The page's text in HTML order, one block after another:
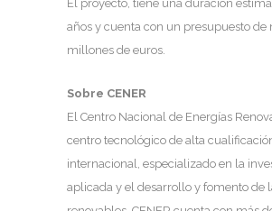
El proyecto, tiene una duración
años y cuenta con un presupuesto de
millones de euros.
Sobre CENER
El Centro Nacional de Energías
centro tecnológico de alta
internacional, especializado en la
aplicada y el desarrollo y fomento de